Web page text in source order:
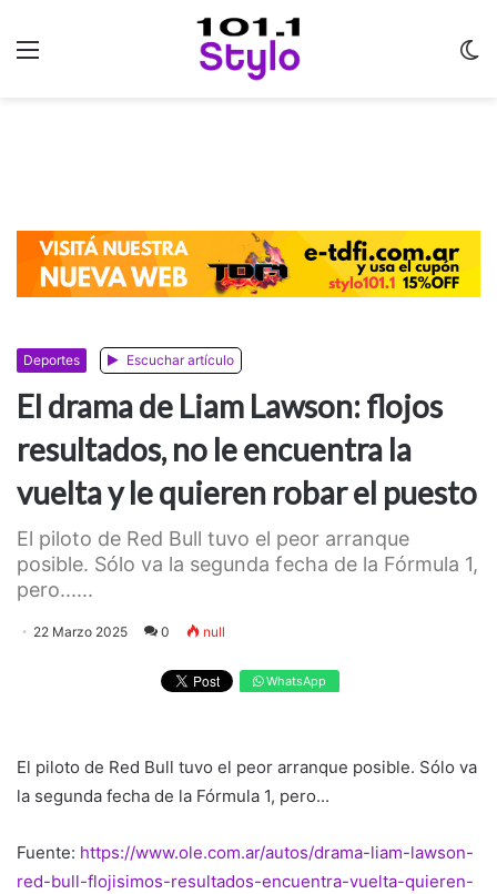
Deportes Escuchar artículo
El drama de Liam Lawson: flojos
resultados, no le encuentra la
vuelta y le quieren robar el puesto
El piloto de Red Bull tuvo el peor arranque
posible. Sólo va la segunda fecha de la Fórmula 1,
pero......
22 Marzo 2025 0 null
WhatsApp
El piloto de Red Bull tuvo el peor arranque posible. Sólo va
la segunda fecha de la Fórmula 1, pero...
Fuente: https://www.ole.com.ar/autos/drama-liam-lawson-
red-bull-flojisimos-resultados-encuentra-vuelta-quieren-